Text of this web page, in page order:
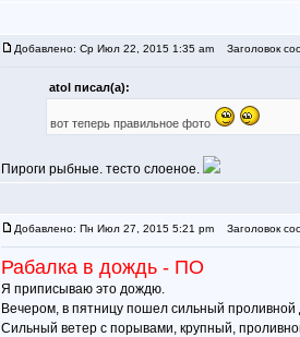
Добавлено: Ср Июл 22, 2015 1:35 am Заголовок
atol писал(а):
вот теперь правильное фото
Пироги рыбные. тесто слоеное.
Добавлено: Пн Июл 27, 2015 5:21 pm Заголовок
Рабалка в дождь - ПО
Я приписываю это дождю.
Вечером, в пятницу пошел сильный
Сильный ветер с порывами, крупный,